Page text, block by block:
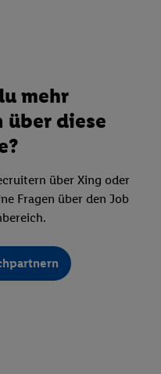
mehr
diese
über Xing oder
Fragen über den Job